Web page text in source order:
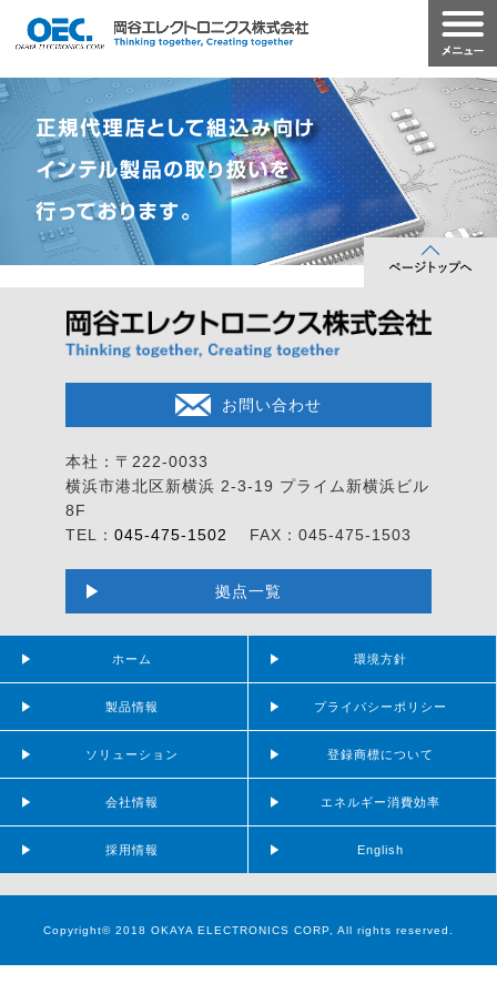
お問い合わせ
本社：〒222-0033
横浜市港北区新横浜 2-3-19 プライム新横浜ビル
8F
TEL： 045-475-1502 FAX：045-475-1503
拠点一覧
ホーム
製品情報
ソリューション
会社情報
採用情報
環境方針
プライバシーポリシー
登録商標について
エネルギー消費効率
English
Copyright© 2018 OKAYA ELECTRONICS CORP, All rights reserved.